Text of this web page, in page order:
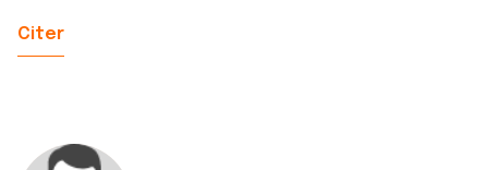
Citer